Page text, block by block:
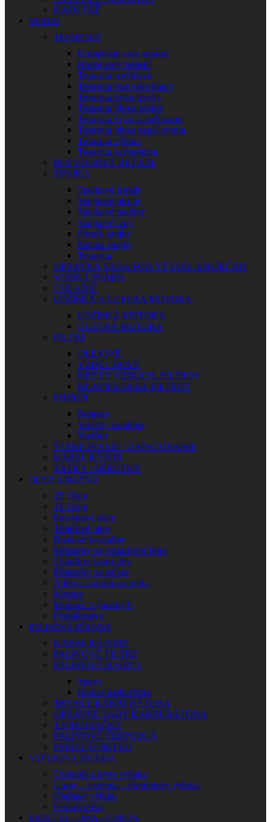
KAPOTÁŽ
MOTOR
TESNENIA
Kompletné sady tesnení
Horné sady tesnení
Tesnenia pod hlavu
Tesnenia pod veko hlavy
Tesnenia krytu spojky
Tesnenia bloku spojky
Tesnenia krytu zapaľovania
Tesnenia bloku zapaľovania
Tesnenia výfuku
Tesnenia karburátora
ROZVODOVÉ REŤAZE
SPOJKA
Spojkové lamely
Spojkové plechy
Spojkové pružiny
Spojkové sady
Piestik spojky
Pumpa spojky
Tesnenia
OPRAVNÁ SADA POD VÝVOD. KOLIEČKO
VODNÁ PUMPA
CHLADIČ
LOŽISKÁ A GUFERÁ MOTORA
LOŽISKÁ MOTORA
GUFERÁ MOTORA
FILTRE
OLEJOVÉ
VZDUCHOVÉ
KRYTY VZDUCH. FILTROV
HLAVICE OLEJ. FILTROV
POHON
Remene
Valčeky variátora
Variátor
ŠTARTOVANIE / ZAPAĽOVANIE
KARBURÁTOR
ZÁTKY / SKRUTKY
OLEJE A MAZIVÁ
2T Oleje
4T Oleje
Prevodové oleje
Tlmičové oleje
Brzdové kvapaliny
Prípravky na vzduchové filtre
Chladiace kvapaliny
Prípravky na reťaze
Aditíva a motokozmetika
Magura
Motorex Výpredaj!!!
Príslušenstvo
PALIVOVÁ SÚSTAVA
KARBURÁTORY
PALIVOVÉ FILTRE
PALIVOVÉ HADICE
Spony
Hadice karburátora
TRYSKY KARBURÁTORA
OPRAVNÉ SADY KARBURÁTORA
TANKOVAČKY
PALIVOVÉ ČERPADLÁ
PRÍSLUŠENSTVO
VÝFUKOVÁ SÚSTAVA
Chrániče a kryty výfuku
Gumy – tesnenia – silentbloky výfuku
Objímky výfuku
Príslušenstvo
BABETTA – JAWA – SIMSON